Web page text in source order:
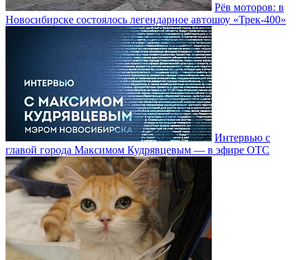
Рёв моторов: в
Новосибирске состоялось легендарное автошоу «Трек-400»
Интервью с
главой города Максимом Кудрявцевым — в эфире ОТС